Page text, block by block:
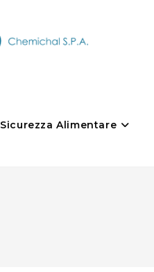
Sicurezza Alimentare